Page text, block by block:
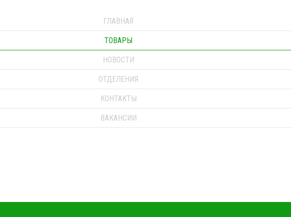
ГЛАВНАЯ
ТОВАРЫ
НОВОСТИ
ОТДЕЛЕНИЯ
КОНТАКТЫ
ВАКАНСИИ